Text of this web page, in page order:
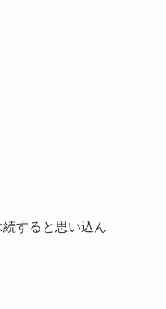
すると思い込ん